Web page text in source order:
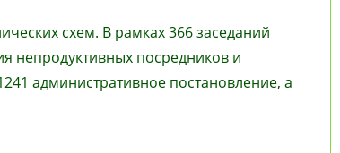
схем. В рамках 366 заседаний
непродуктивных посредников и
административное постановление, а